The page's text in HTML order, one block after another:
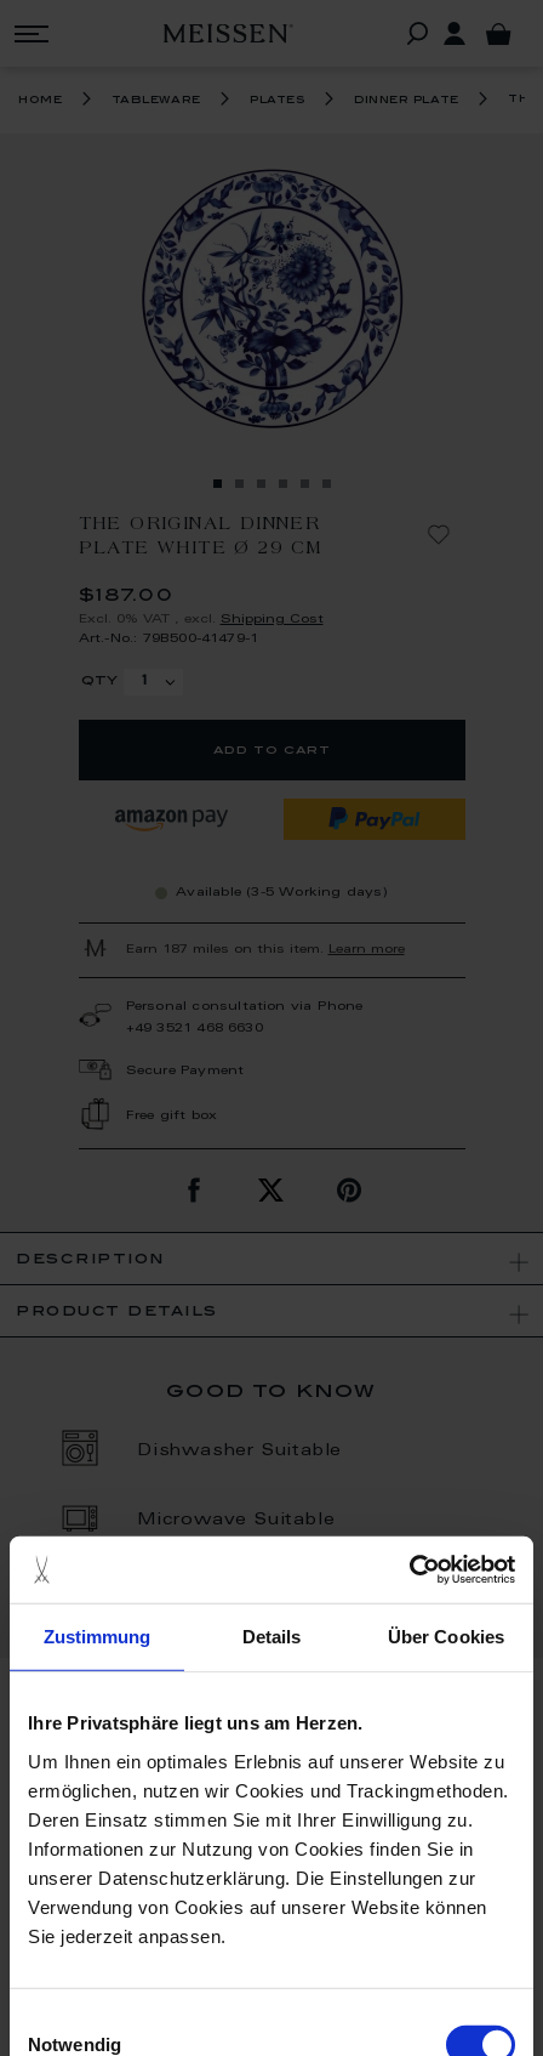
Zustimmung Details Über Cookies
Ihre Privatsphäre liegt uns am Herzen.
Um Ihnen ein optimales Erlebnis auf unserer Website zu
ermöglichen, nutzen wir Cookies und Trackingmethoden.
Deren Einsatz stimmen Sie mit Ihrer Einwilligung zu.
Informationen zur Nutzung von Cookies finden Sie in
unserer Datenschutzerklärung. Die Einstellungen zur
Verwendung von Cookies auf unserer Website können
Sie jederzeit anpassen.
Notwendig
home tableware plates dinner plate the
THE ORIGINAL DINNER
PLATE WHITE Ø 29 CM
$187.00
Excl. 0% VAT excl. Shipping Cost
Art.-No.: 79B500-41479-1
qty
add to cart
Available (3-5 Working days)
Earn 187 miles on this item. Learn more
Personal consultation via Phone
+49 3521 468 6630
Secure Payment
Free gift box
description
product details
good to know
Dishwasher Suitable
Microwave Suitable
Germany
the original collection